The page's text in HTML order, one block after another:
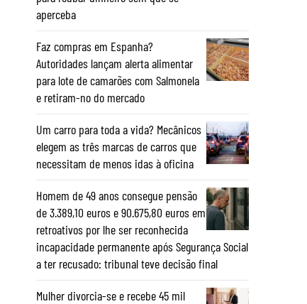
aperceba
Faz compras em Espanha?
Autoridades lançam alerta alimentar
para lote de camarões com Salmonela
e retiram-no do mercado
Um carro para toda a vida? Mecânicos
elegem as três marcas de carros que
necessitam de menos idas à oficina
Homem de 49 anos consegue pensão
de 3.389,10 euros e 90.675,80 euros em
retroativos por lhe ser reconhecida
incapacidade permanente após Segurança Social
a ter recusado: tribunal teve decisão final
Mulher divorcia-se e recebe 45 mil